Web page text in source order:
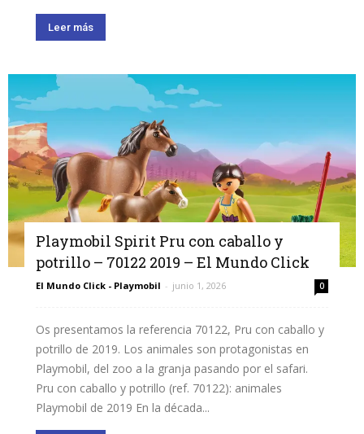
Leer más
Playmobil Spirit Pru con caballo y
potrillo – 70122 2019 – El Mundo Click
El Mundo Click - Playmobil - junio 1, 2026 0
Os presentamos la referencia 70122, Pru con caballo y
potrillo de 2019. Los animales son protagonistas en
Playmobil, del zoo a la granja pasando por el safari.
Pru con caballo y potrillo (ref. 70122): animales
Playmobil de 2019 En la década...